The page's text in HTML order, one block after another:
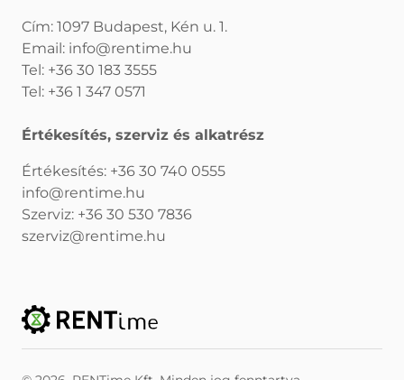
Cím: 1097 Budapest, Kén u. 1.
Email: info@rentime.hu
Tel: +36 30 183 3555
Tel: +36 1 347 0571
Értékesítés, szerviz és alkatrész
Értékesítés: +36 30 740 0555
info@rentime.hu
Szerviz: +36 30 530 7836
szerviz@rentime.hu